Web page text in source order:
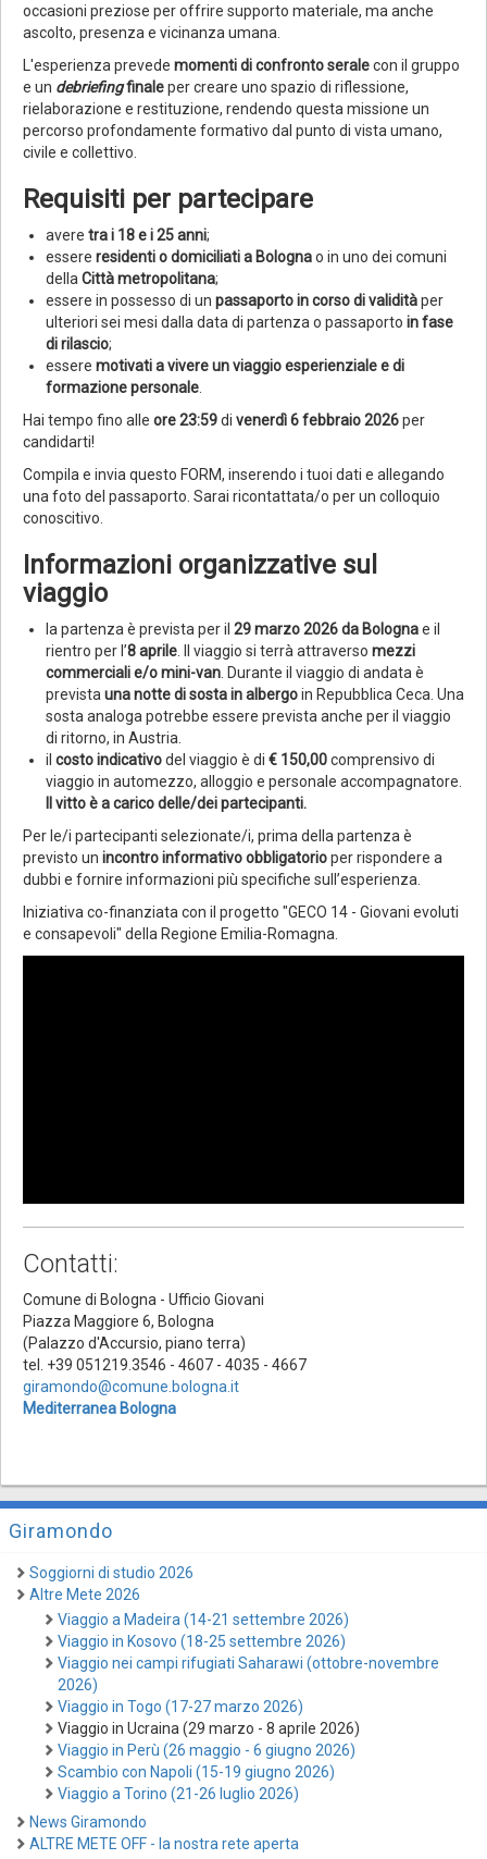
occasioni preziose per offrire supporto materiale, ma anche
ascolto, presenza e vicinanza umana.
L'esperienza prevede momenti di confronto seralecon il gruppo
e un debriefingfinaleper creare uno spazio di riflessione,
rielaborazione e restituzione, rendendo questa missione un
percorso profondamente formativo dal punto di vista umano,
civile e collettivo.
Requisiti per partecipare
avere tra i 18 e i 25 anni;
essere residenti o domiciliati a Bolognao in uno dei comuni
dellaCittà metropolitana;
essere in possesso di un passaporto in corso di validitàper
ulteriori sei mesi dalla data di partenza o passaporto in fase
di rilascio;
essere motivati a vivere un viaggio esperienziale e di
formazione personale.
Hai tempo fino alle ore 23:59di venerdì 6 febbraio 2026per
candidarti!
Compila e invia questo FORM, inserendo i tuoi dati e allegando
una foto del passaporto. Sarai ricontattata/o per un colloquio
conoscitivo.
Informazioni organizzative sul
viaggio
la partenza è prevista per il 29 marzo 2026da Bolognae il
rientro per l’8 aprile. Il viaggio si terrà attraverso mezzi
commerciali e/o mini-van. Durante il viaggio di andata è
previstauna notte di sosta in albergoin Repubblica Ceca. Una
sosta analoga potrebbe essere prevista anche per il viaggio
di ritorno, in Austria.
il costo indicativodel viaggio è di € 150,00comprensivo di
viaggio in automezzo, alloggio e personale accompagnatore.
Il vitto è a carico delle/dei partecipanti.
Per le/i partecipanti selezionate/i, prima della partenza è
previsto un incontro informativo obbligatorioper rispondere a
dubbi e fornire informazioni più specifiche sull’esperienza.
Iniziativa co-finanziata con il progetto "GECO 14 - Giovani evoluti
e consapevoli" della Regione Emilia-Romagna.
Contatti:
Comune di Bologna - Ufficio Giovani
Piazza Maggiore 6, Bologna
(Palazzo d'Accursio, piano terra)
tel. +39 051219.3546 - 4607 - 4035 - 4667
giramondo@comune.bologna.it
Mediterranea Bologna
Giramondo
Soggiorni di studio 2026
Altre Mete 2026
Viaggio a Madeira (14-21 settembre 2026)
Viaggio in Kosovo (18-25 settembre 2026)
Viaggio nei campi rifugiati Saharawi (ottobre-novembre
2026)
Viaggio in Togo (17-27 marzo 2026)
Viaggio in Ucraina (29 marzo - 8 aprile 2026)
Viaggio in Perù (26 maggio - 6 giugno 2026)
Scambio con Napoli (15-19 giugno 2026)
Viaggio a Torino (21-26 luglio 2026)
News Giramondo
ALTRE METE OFF - la nostra rete aperta